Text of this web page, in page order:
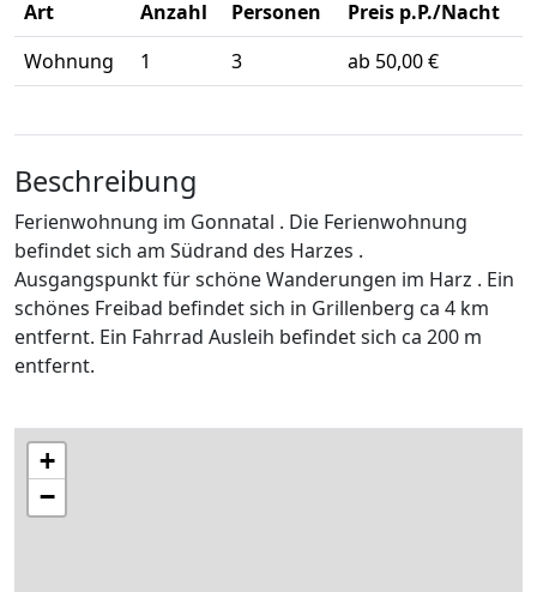
Art Anzahl Personen
Preis p.P./Nacht
Wohnung
1 3 ab 50,00 €
Beschreibung
Ferienwohnung im Gonnatal . Die Ferienwohnung
befindet sich am Südrand des Harzes .
Ausgangspunkt für schöne Wanderungen im Harz . Ein
schönes Freibad befindet sich in Grillenberg ca 4 km
entfernt. Ein Fahrrad Ausleih befindet sich ca 200 m
entfernt.
+
−